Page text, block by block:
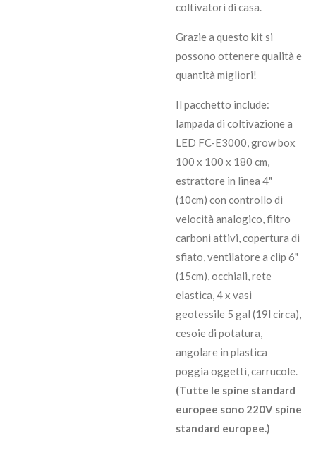
coltivatori di casa.
Grazie a questo kit si
possono ottenere qualità e
quantità migliori!
Il pacchetto include:
lampada di coltivazione a
LED FC-E3000, grow box
100 x 100 x 180 cm,
estrattore in linea 4"
(10cm) con controllo di
velocità analogico, filtro
carboni attivi, copertura di
sfiato, ventilatore a clip 6"
(15cm), occhiali, rete
elastica, 4 x vasi
geotessile 5 gal (19l circa),
cesoie di potatura,
angolare in plastica
poggia oggetti, carrucole.
(Tutte le spine standard
europee sono 220V spine
standard europee.)